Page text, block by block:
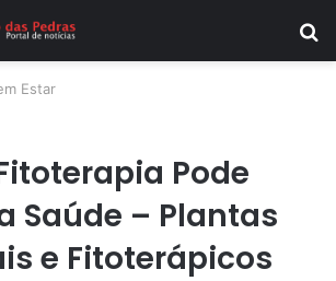
Estar
Pode
Saúde – Plantas
e Fitoterápicos